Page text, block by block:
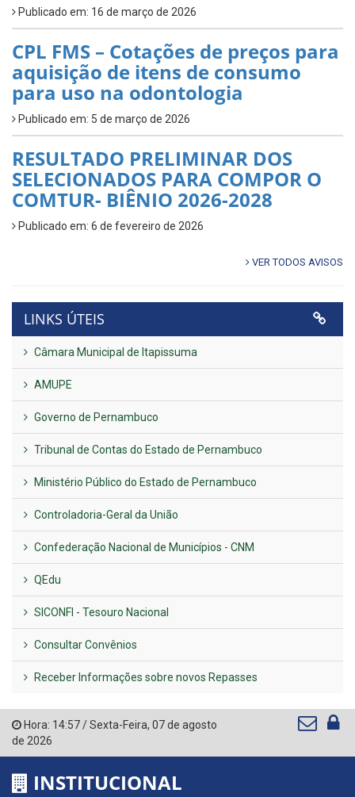
Publicado em: 16 de março de 2026
CPL FMS – Cotações de preços para
aquisição de itens de consumo
para uso na odontologia
Publicado em: 5 de março de 2026
RESULTADO PRELIMINAR DOS
SELECIONADOS PARA COMPOR O
COMTUR- BIÊNIO 2026-2028
Publicado em: 6 de fevereiro de 2026
VER TODOS AVISOS
LINKS ÚTEIS
Câmara Municipal de Itapissuma
AMUPE
Governo de Pernambuco
Tribunal de Contas do Estado de Pernambuco
Ministério Público do Estado de Pernambuco
Controladoria-Geral da União
Confederação Nacional de Municípios - CNM
QEdu
SICONFI - Tesouro Nacional
Consultar Convênios
Receber Informações sobre novos Repasses
Hora: 14:57/Sexta-Feira, 07 de agosto
de 2026
INSTITUCIONAL